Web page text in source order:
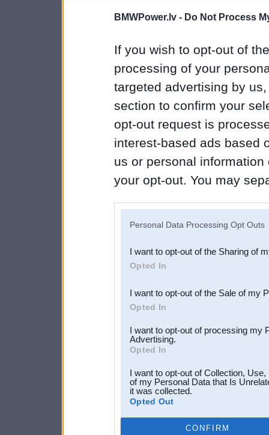
BMWPower.lv - Do Not Process
If you wish to opt-out of
processing of your
targeted advertising by
section to confirm your
opt-out request is
interest-based ads based
us or personal
your opt-out. You may
Downstream Participants
third parties.
Personal Data Processing Opt Outs
I want to opt-out of the Sharing of
Opted In
I want to opt-out of the Sale of my
Opted In
I want to opt-out of processing my
Advertising.
Opted In
I want to opt-out of Collection,
of my Personal Data that Is
it was collected.
Opted Out
CONFIRM